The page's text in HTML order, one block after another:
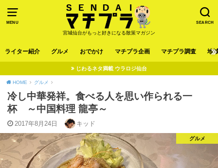
MENU SEARCH
宮城仙台がもっと好きになる散策マガジン
ライター紹介 グルメ おでかけ マチプラ企画 マチプラ調査 地
じわるネタ満載 ウラロジ仙台
HOME グルメ
冷し中華発祥。食べる人を思い作られる一
杯 ～中国料理 龍亭～
2017年8月24日 キッド
グルメ